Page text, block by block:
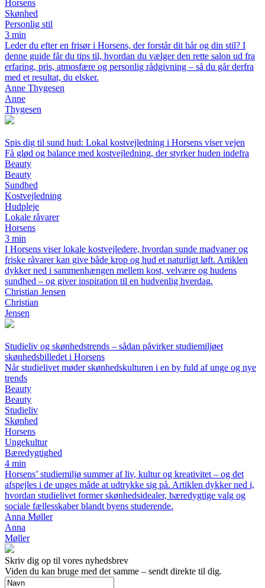
Horsens
Skønhed
Personlig stil
3 min
Leder du efter en frisør i Horsens, der forstår dit hår og din stil? I
denne guide får du tips til, hvordan du vælger den rette salon ud fra
erfaring, pris, atmosfære og personlig rådgivning – så du går derfra
med et resultat, du elsker.
Anne Thygesen
Anne
Thygesen
Spis dig til sund hud: Lokal kostvejledning i Horsens viser vejen
Få glød og balance med kostvejledning, der styrker huden indefra
Beauty
Beauty
Sundhed
Kostvejledning
Hudpleje
Lokale råvarer
Horsens
3 min
I Horsens viser lokale kostvejledere, hvordan sunde madvaner og
friske råvarer kan give både krop og hud et naturligt løft. Artiklen
dykker ned i sammenhængen mellem kost, velvære og hudens
sundhed – og giver inspiration til en hudvenlig hverdag.
Christian Jensen
Christian
Jensen
Studieliv og skønhedstrends – sådan påvirker studiemiljøet
skønhedsbilledet i Horsens
Når studielivet møder skønhedskulturen i en by fuld af unge og nye
trends
Beauty
Beauty
Studieliv
Skønhed
Horsens
Ungekultur
Bæredygtighed
4 min
Horsens’ studiemiljø summer af liv, kultur og kreativitet – og det
afspejles i de unges måde at udtrykke sig på. Artiklen dykker ned i,
hvordan studielivet former skønhedsidealer, bæredygtige valg og
sociale fællesskaber blandt byens studerende.
Anna Møller
Anna
Møller
Skriv dig op til vores nyhedsbrev
Viden du kan bruge med det samme – sendt direkte til dig.